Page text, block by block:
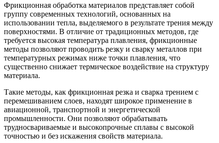
Фрикционная обработка материалов представляет собой
группу современных технологий, основанных на
использовании тепла, выделяемого в результате трения между
поверхностями. В отличие от традиционных методов, где
требуется высокая температура плавления, фрикционные
методы позволяют проводить резку и сварку металлов при
температурных режимах ниже точки плавления, что
существенно снижает термическое воздействие на структуру
материала.
Такие методы, как фрикционная резка и сварка трением с
перемешиванием слоев, находят широкое применение в
авиационной, транспортной и энергетической
промышленности. Они позволяют обрабатывать
трудносвариваемые и высокопрочные сплавы с высокой
точностью и без искажения свойств материала.